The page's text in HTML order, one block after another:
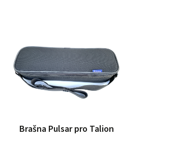
Brašna Pulsar pro Talion